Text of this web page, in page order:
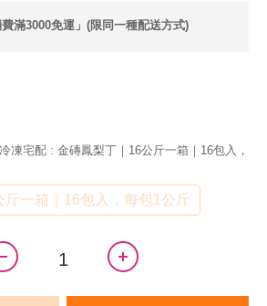
滿3000免運」(限同一種配送方式)
凍宅配 : 金磚鳳梨丁｜16公斤一箱｜16包入，
斤一箱｜16包入，每包1公斤